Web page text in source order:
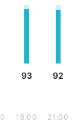
93 92
18:00 21:00